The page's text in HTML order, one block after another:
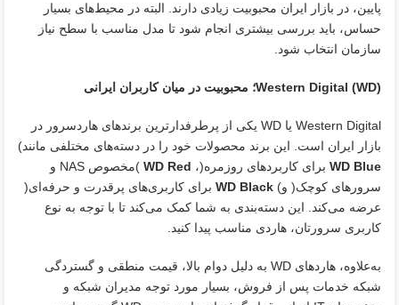
پایین، در بازار ایران محبوبیت زیادی دارند. البته در محیط‌های بسیار
حساس، باید بررسی بیشتری انجام شود تا مدل مناسب با سطح نیاز
سازمان انتخاب شود.
Western Digital (WD)؛ محبوبیت در میان کاربران ایرانی
Western Digital یا WD یکی از پرطرفدارترین برندهای هاردسرور در
بازار ایران است. این برند محصولات خود را در دسته‌های مختلفی مانند)
WD Blue برای کاربردهای روزمره(، WD Red
)مخصوص NAS و
سرورهای کوچک( و) WD Black برای کاربری‌های پرقدرت و حرفه‌ای(
عرضه می‌کند. این دسته‌بندی به شما کمک می‌کند تا با توجه به نوع
کاربری سرورتان، هاردی مناسب پیدا کنید.
به‌علاوه، هاردهای WD به‌ دلیل دوام بالا، قیمت منطقی و گستردگی
شبکه خدمات پس از فروش، بسیار مورد توجه مدیران شبکه و